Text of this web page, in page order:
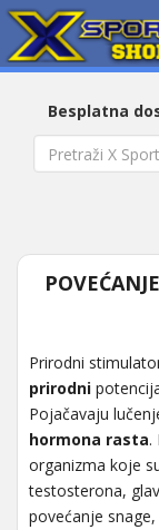
Besplatna
Prirodni
prirodni
Pojačavaju
hormona rasta.
organizma koje
testosterona,
povećanje